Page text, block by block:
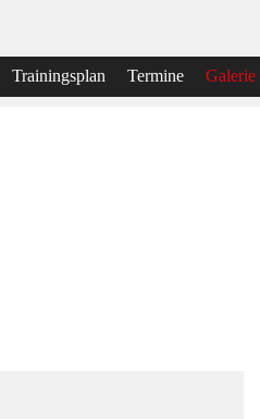
Trainingsplan Termine Galerie